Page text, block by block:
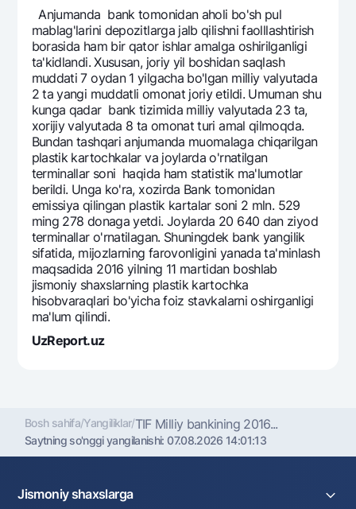
Anjumanda bank tomonidan aholi bo'sh pul
mablag'larini depozitlarga jalb qilishni faolllashtirish
borasida ham bir qator ishlar amalga oshirilganligi
ta'kidlandi. Xususan, joriy yil boshidan saqlash
muddati 7 oydan 1 yilgacha bo'lgan milliy valyutada
2 ta yangi muddatli omonat joriy etildi. Umuman shu
kunga qadar bank tizimida milliy valyutada 23 ta,
xorijiy valyutada 8 ta omonat turi amal qilmoqda.
Bundan tashqari anjumanda muomalaga chiqarilgan
plastik kartochkalar va joylarda o'rnatilgan
terminallar soni haqida ham statistik ma'lumotlar
berildi. Unga ko'ra, xozirda Bank tomonidan
emissiya qilingan plastik kartalar soni 2 mln. 529
ming 278 donaga yetdi. Joylarda 20 640 dan ziyod
terminallar o'rnatilagan. Shuningdek bank yangilik
sifatida, mijozlarning farovonligini yanada ta'minlash
maqsadida 2016 yilning 11 martidan boshlab
jismoniy shaxslarning plastik kartochka
hisobvaraqlari bo'yicha foiz stavkalarni oshirganligi
ma'lum qilindi.
UzReport.uz
Bosh sahifa/Yangiliklar/TIF Milliy bankining 2016...
Saytning so'nggi yangilanishi:07.08.2026 14:01:13
Jismoniy shaxslarga